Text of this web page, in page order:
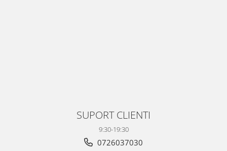
SUPORT CLIENTI
9:30-19:30
0726037030